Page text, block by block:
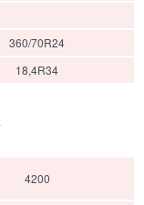
360/70R24
18,4R34
4200